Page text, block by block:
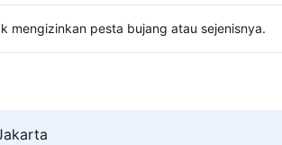
mengizinkan pesta bujang atau sejenisnya.